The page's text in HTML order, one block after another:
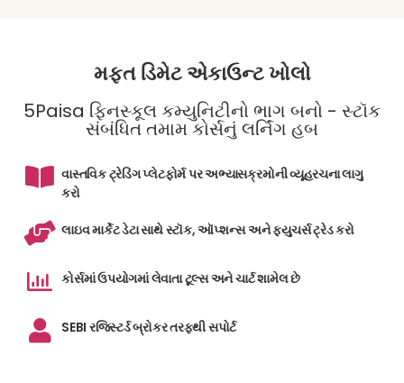
મફત ડિમેટ એકાઉન્ટ ખોલો
5Paisa ફિનસ્કૂલ કમ્યુનિટીનો ભાગ બનો - સ્ટૉક
સંબંધિત તમામ કોર્સનું લર્નિંગ હબ
વાસ્તવિક ટ્રેડિંગ પ્લેટફોર્મ પર અભ્યાસક્રમોની વ્યૂહરચના લાગુ
કરો
લાઇવ માર્કેટ ડેટા સાથે સ્ટૉક, ઑપ્શન્સ અને ફ્યુચર્સ ટ્રેડ કરો
કોર્સમાં ઉપયોગમાં લેવાતા ટૂલ્સ અને ચાર્ટ શામેલ છે
SEBI રજિસ્ટર્ડ બ્રોકર તરફથી સપોર્ટ